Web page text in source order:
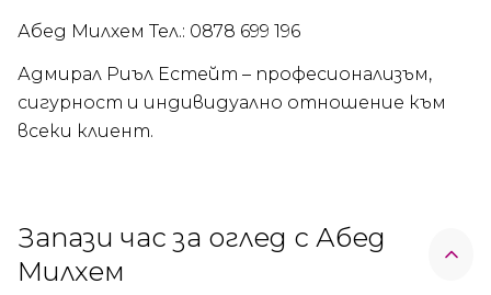
Абед Милхем Тел.: 0878 699 196
Адмирал Риъл Естейт – професионализъм,
сигурност и индивидуално отношение към
всеки клиент.
Запази час за оглед с Абед
Милхем